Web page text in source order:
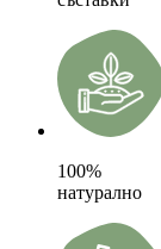
100%
натурално